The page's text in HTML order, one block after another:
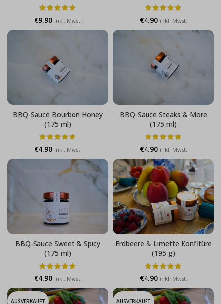
€9.90 inkl. Mwst. €4.90 inkl. Mwst.
BBQ-Sauce Bourbon Honey
(175 ml)
€4.90 inkl. Mwst.
BBQ-Sauce Steaks & More
(175 ml)
€4.90 inkl. Mwst.
BBQ-Sauce Sweet & Spicy
(175 ml)
€4.90 inkl. Mwst.
Erdbeere & Limette Konfitüre
(195 g)
€4.90 inkl. Mwst.
AUSVERKAUFT AUSVERKAUFT